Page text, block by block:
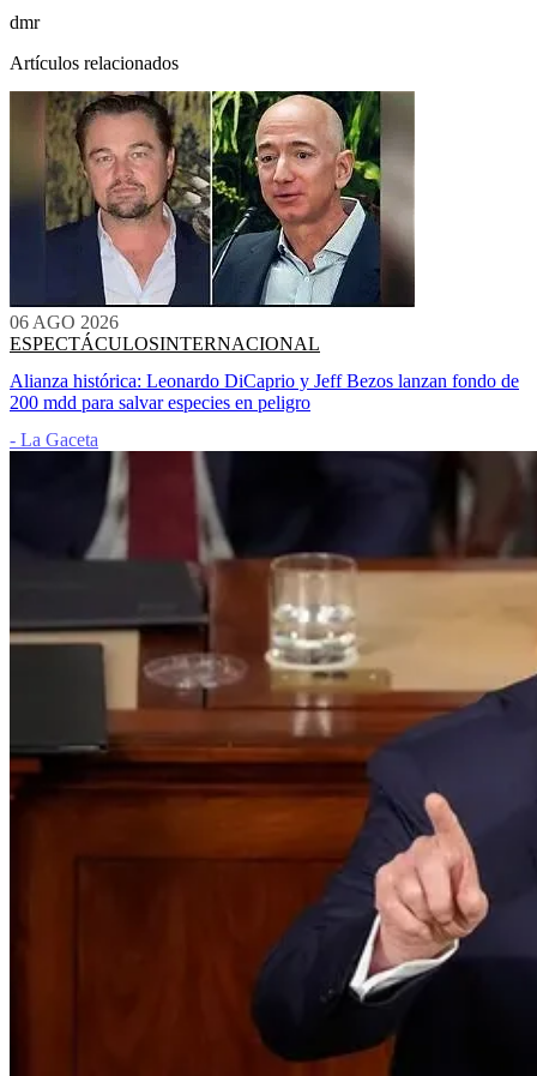
dmr
Artículos relacionados
06 AGO 2026
ESPECTÁCULOSINTERNACIONAL
Alianza histórica: Leonardo DiCaprio y Jeff Bezos lanzan fondo de
200 mdd para salvar especies en peligro
- La Gaceta